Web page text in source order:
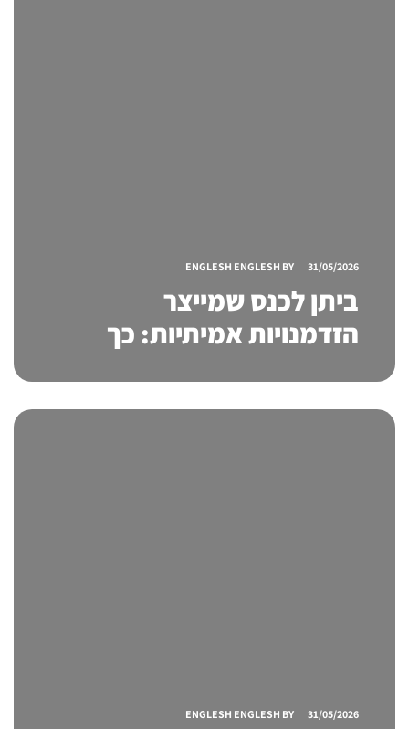
31/05/2026
BY
ENGLESH ENGLESH
ביתן לכנס שמייצר
הזדמנויות אמיתיות: כך
צמיחה עסקי
31/05/2026
BY
ENGLESH ENGLESH